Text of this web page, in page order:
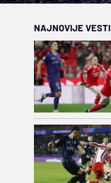
NAJNOVIJE VESTI